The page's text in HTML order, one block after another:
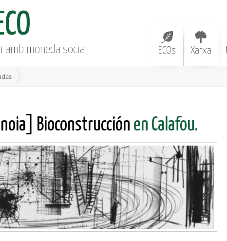
moneda social ECOs Xarxa
Bioconstrucción en Calafou.